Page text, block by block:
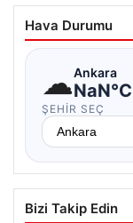
Hava Durumu
☁Ankara
NaN°C
ŞEHIR SEÇ
Bizi Takip Edin